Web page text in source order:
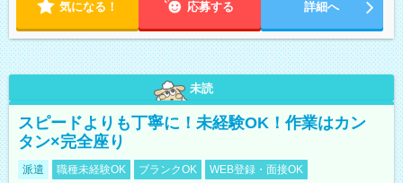
気になる！ 応募する 詳細へ
未読
スピードよりも丁寧に！未経験OK！作業はカン
タン×完全座り
派遣 職種未経験OK ブランクOK WEB登録・面接OK